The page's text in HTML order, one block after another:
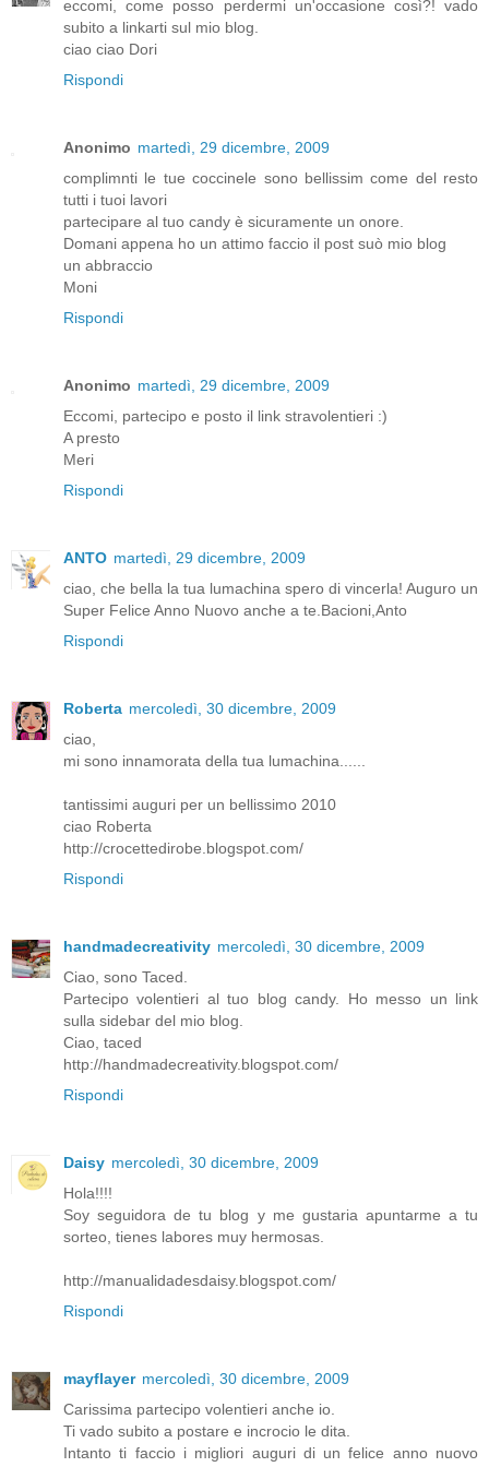
eccomi, come posso perdermi un'occasione così?! vado
subito a linkarti sul mio blog.
ciao ciao Dori
Rispondi
Anonimo martedì, 29 dicembre, 2009
complimnti le tue coccinele sono bellissim come del resto
tutti i tuoi lavori
partecipare al tuo candy è sicuramente un onore.
Domani appena ho un attimo faccio il post suò mio blog
un abbraccio
Moni
Rispondi
Anonimo martedì, 29 dicembre, 2009
Eccomi, partecipo e posto il link stravolentieri :)
A presto
Meri
Rispondi
ANTO martedì, 29 dicembre, 2009
ciao, che bella la tua lumachina spero di vincerla! Auguro un
Super Felice Anno Nuovo anche a te.Bacioni,Anto
Rispondi
Roberta mercoledì, 30 dicembre, 2009
ciao,
mi sono innamorata della tua lumachina......
tantissimi auguri per un bellissimo 2010
ciao Roberta
http://crocettedirobe.blogspot.com/
Rispondi
handmadecreativity mercoledì, 30 dicembre, 2009
Ciao, sono Taced.
Partecipo volentieri al tuo blog candy. Ho messo un link
sulla sidebar del mio blog.
Ciao, taced
http://handmadecreativity.blogspot.com/
Rispondi
Daisy mercoledì, 30 dicembre, 2009
Hola!!!!
Soy seguidora de tu blog y me gustaria apuntarme a tu
sorteo, tienes labores muy hermosas.
http://manualidadesdaisy.blogspot.com/
Rispondi
mayflayer mercoledì, 30 dicembre, 2009
Carissima partecipo volentieri anche io.
Ti vado subito a postare e incrocio le dita.
Intanto ti faccio i migliori auguri di un felice anno nuovo